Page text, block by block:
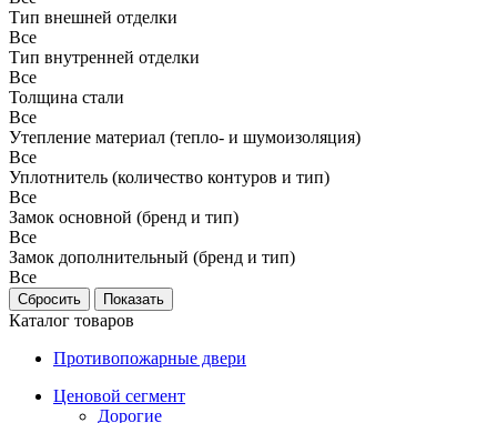
Тип внешней отделки
Все
Тип внутренней отделки
Все
Толщина стали
Все
Утепление материал (тепло- и шумоизоляция)
Все
Уплотнитель (количество контуров и тип)
Все
Замок основной (бренд и тип)
Все
Замок дополнительный (бренд и тип)
Все
Каталог товаров
Противопожарные двери
Ценовой сегмент
Дорогие